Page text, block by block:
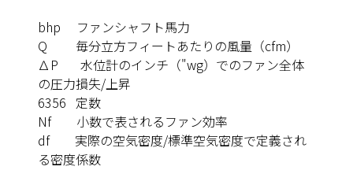
bhp ファンシャフト馬力
Q 毎分立方フィートあたりの風量（cfm）
∆P 水位計のインチ（"wg）でのファン全体
の圧力損失/上昇
6356 定数
Nf 小数で表されるファン効率
df 実際の空気密度/標準空気密度で定義され
る密度係数